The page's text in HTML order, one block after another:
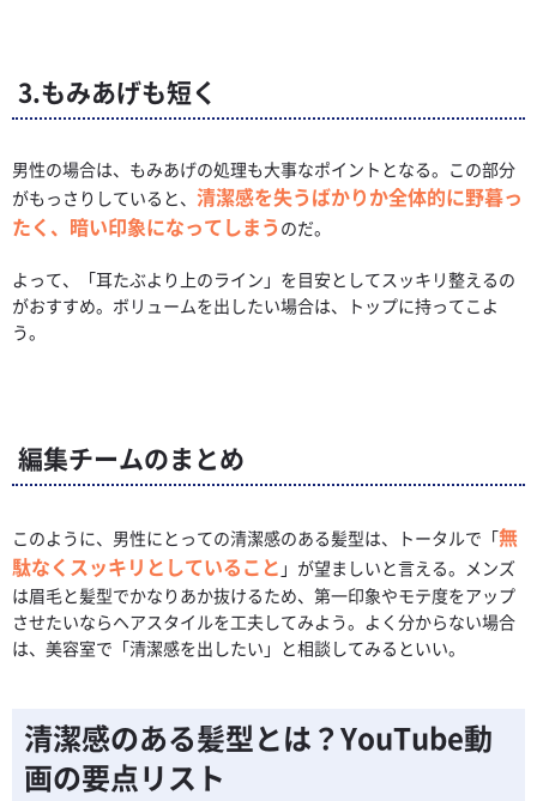
3.もみあげも短く
男性の場合は、もみあげの処理も大事なポイントとなる。この部分
がもっさりしていると、 清潔感を失うばかりか全体的に野暮っ
たく、暗い印象になってしまうのだ。
よって、「耳たぶより上のライン」を目安としてスッキリ整えるの
がおすすめ。ボリュームを出したい場合は、トップに持ってこよ
う。
編集チームのまとめ
このように、男性にとっての清潔感のある髪型は、トータルで「無
駄なくスッキリとしていること 」が望ましいと言える。メンズ
は眉毛と髪型でかなりあか抜けるため、第一印象やモテ度をアップ
させたいならヘアスタイルを工夫してみよう。よく分からない場合
は、美容室で「清潔感を出したい」と相談してみるといい。
清潔感のある髪型とは？YouTube動
画の要点リスト